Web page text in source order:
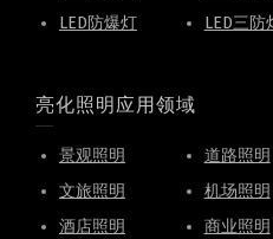
LED防爆灯
LED三防
亮化照明应用领域
景观照明 道路照明
文旅照明
机场照明
酒店照明
商业照明